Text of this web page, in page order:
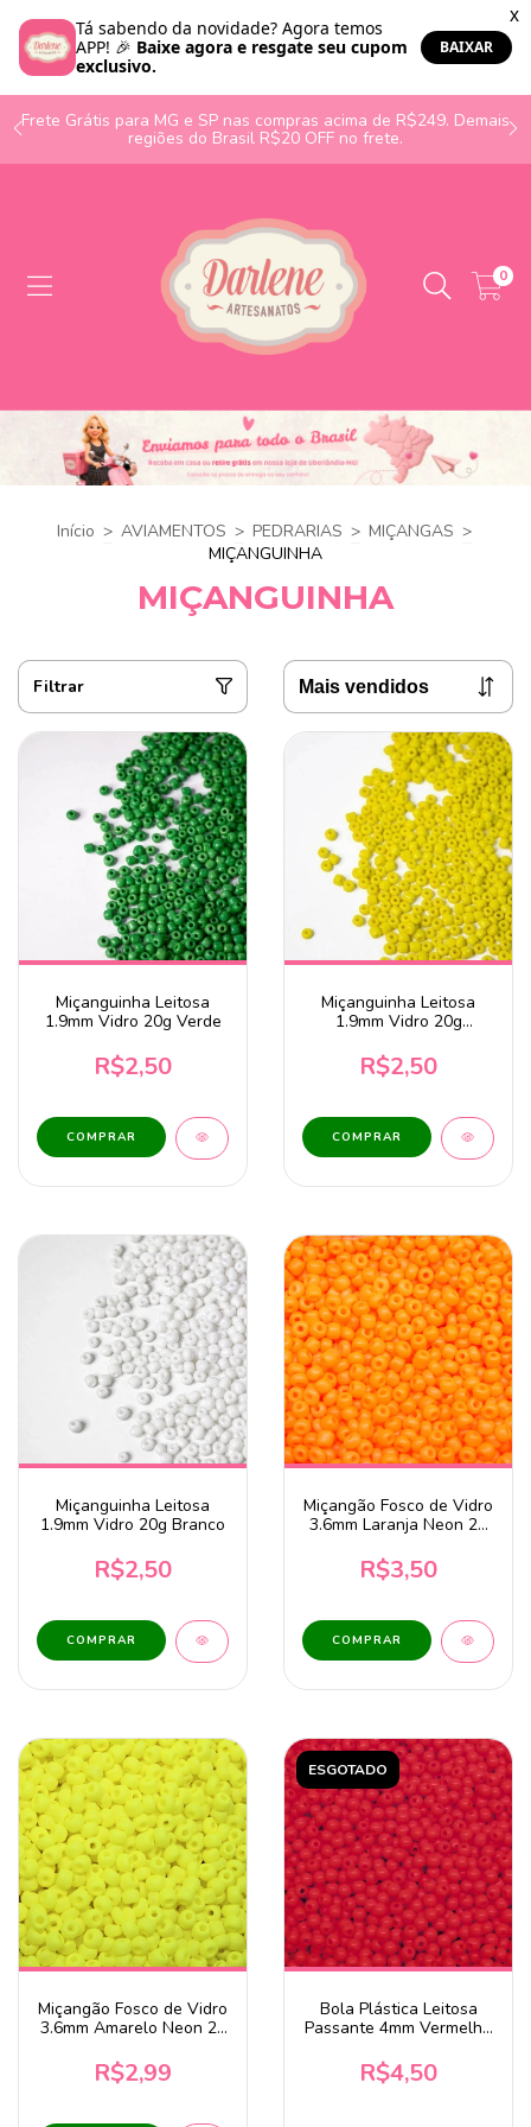
Frete Grátis para MG e SP nas compras acima de R$249. Demais
regiões do Brasil R$20 OFF no frete.
0
Início > AVIAMENTOS > PEDRARIAS > MIÇANGAS >
MIÇANGUINHA
MIÇANGUINHA
Filtrar
Miçanguinha Leitosa
1.9mm Vidro 20g Verde
R$2,50
Miçanguinha Leitosa
1.9mm Vidro 20g
R$2,50
Miçanguinha Leitosa
1.9mm Vidro 20g Branco
R$2,50
Miçangão Fosco de Vidro
3.6mm Laranja Neon 20
R$3,50
Miçangão Fosco de Vidro
3.6mm Amarelo Neon 20
R$2,99
ESGOTADO
Bola Plástica Leitosa
Passante 4mm Vermelho
R$4,50